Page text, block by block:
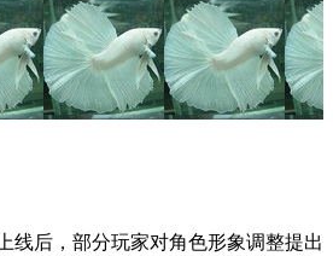
线后，部分玩家对角色形象调整提出